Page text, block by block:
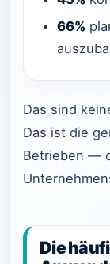
66%
Das sind
Das ist die
Betrieben —
Die